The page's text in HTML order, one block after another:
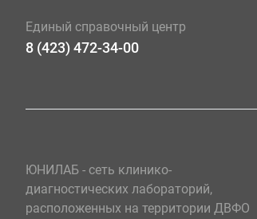
Единый справочный центр
8 (423) 472-34-00
ЮНИЛАБ - сеть клинико-
диагностических лабораторий,
расположенных на территории ДВФО